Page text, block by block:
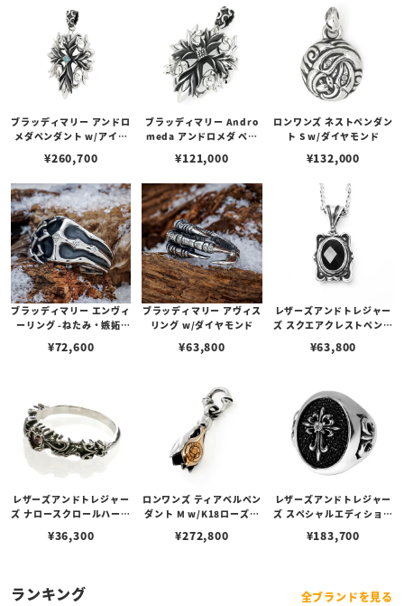
ブラッディマリー アンドロ
メダペンダント w/アイス
¥260,700
ブラッディマリー Andro
meda アンドロメダ ペン
¥121,000
ロンワンズ ネストペンダン
ト S w/ダイヤモンド
¥132,000
ブラッディマリー エンヴィ
ーリング -ねたみ・嫉妬-
¥72,600
ブラッディマリー アヴィス
リング w/ダイヤモンド
¥63,800
レザーズアンドトレジャー
ズ スクエアクレストペンダ
キス（カット）（トップの
¥63,800
レザーズアンドトレジャー
ズ ナロースクロールハート
¥36,300
ロンワンズ ティアベルペン
ダント M w/K18ローズゴ
¥272,800
レザーズアンドトレジャー
ズ スペシャルエディション
ュクロス w/ダイヤモンド
¥183,700
ランキング 全ブランドを見る